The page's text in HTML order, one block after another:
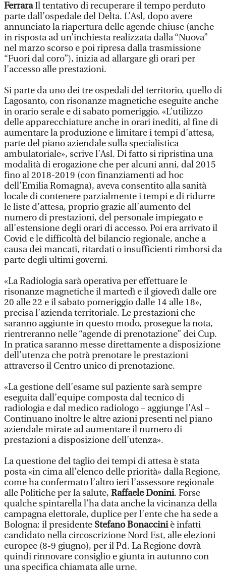
FerraraIl tentativo di recuperare il tempo perduto
parte dall’ospedale del Delta. L’Asl, dopo avere
annunciato la riapertura delle agende chiuse (anche
in risposta ad un’inchiesta realizzata dalla “Nuova”
nel marzo scorso e poi ripresa dalla trasmissione
“Fuori dal coro”), inizia ad allargare gli orari per
l’accesso alle prestazioni.
Si parte da uno dei tre ospedali del territorio, quello di
Lagosanto, con risonanze magnetiche eseguite anche
in orario serale e di sabato pomeriggio. «L’utilizzo
delle apparecchiature anche in orari inediti, al fine di
aumentare la produzione e limitare i tempi d’attesa,
parte del piano aziendale sulla specialistica
ambulatoriale», scrive l’Asl. Di fatto si ripristina una
modalità di erogazione che per alcuni anni, dal 2015
fino al 2018-2019 (con finanziamenti ad hoc
dell’Emilia Romagna), aveva consentito alla sanità
locale di contenere parzialmente i tempi e di ridurre
le liste d’attesa, proprio grazie all’aumento del
numero di prestazioni, del personale impiegato e
all’estensione degli orari di accesso. Poi era arrivato il
Covid e le difficoltà del bilancio regionale, anche a
causa dei mancati, ritardati o insufficienti rimborsi da
parte degli ultimi governi.
«La Radiologia sarà operativa per effettuare le
risonanze magnetiche il martedì e il giovedì dalle ore
20 alle 22 e il sabato pomeriggio dalle 14 alle 18»,
precisa l’azienda territoriale. Le prestazioni che
saranno aggiunte in questo modo, prosegue la nota,
rientreranno nelle “agende di prenotazione” dei Cup.
In pratica saranno messe direttamente a disposizione
dell’utenza che potrà prenotare le prestazioni
attraverso il Centro unico di prenotazione.
«La gestione dell’esame sul paziente sarà sempre
eseguita dall’equipe composta dal tecnico di
radiologia e dal medico radiologo – aggiunge l’Asl –
Continuano inoltre le altre azioni presenti nel piano
aziendale mirate ad aumentare il numero di
prestazioni a disposizione dell’utenza».
La questione del taglio dei tempi di attesa è stata
posta «in cima all’elenco delle priorità» dalla Regione,
come ha confermato l’altro ieri l’assessore regionale
alle Politiche per la salute, Raffaele Donini. Forse
qualche spintarella l’ha data anche la vicinanza della
campagna elettorale, duplice per l’ente che ha sede a
Bologna: il presidente Stefano Bonacciniè infatti
candidato nella circoscrizione Nord Est, alle elezioni
europee (8-9 giugno), per il Pd. La Regione dovrà
quindi rinnovare consiglio e giunta in autunno con
una specifica chiamata alle urne.